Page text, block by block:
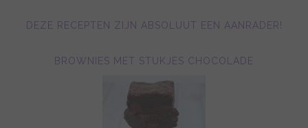
DEZE RECEPTEN ZIJN ABSOLUUT EEN AANRADER!
BROWNIES MET STUKJES CHOCOLADE